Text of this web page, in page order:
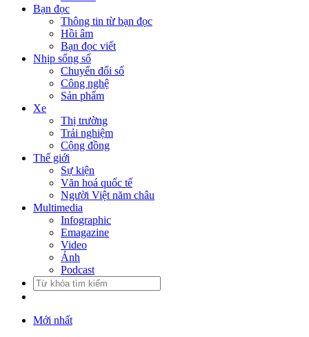
Bạn đọc
Thông tin từ bạn đọc
Hồi âm
Bạn đọc viết
Nhịp sống số
Chuyển đổi số
Công nghệ
Sản phẩm
Xe
Thị trường
Trải nghiệm
Cộng đồng
Thế giới
Sự kiện
Văn hoá quốc tế
Người Việt năm châu
Multimedia
Infographic
Emagazine
Video
Ảnh
Podcast
Mới nhất